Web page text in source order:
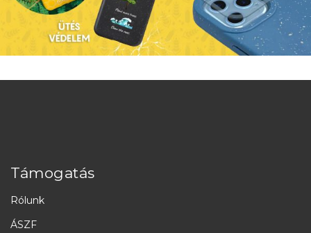
Támogatás
Rólunk
ÁSZF